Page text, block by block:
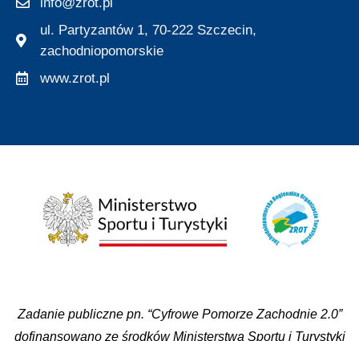
ul. Partyzantów 1, 70-222 Szczecin,
zachodniopomorskie
www.zrot.pl
Zadanie publiczne pn. “Cyfrowe Pomorze Zachodnie 2.0”
dofinansowano ze środków Ministerstwa Sportu i Turystyki